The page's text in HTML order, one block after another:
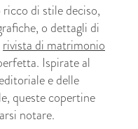
di stile deciso,
o dettagli di
rivista di matrimonio
Ispirate al
e delle
queste copertine
notare.